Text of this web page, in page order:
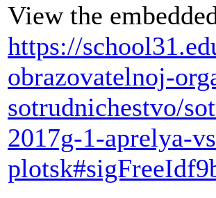
View the
https://
obrazovatelnoj-
sotrudnichestvo/
2017g-1-aprelya-